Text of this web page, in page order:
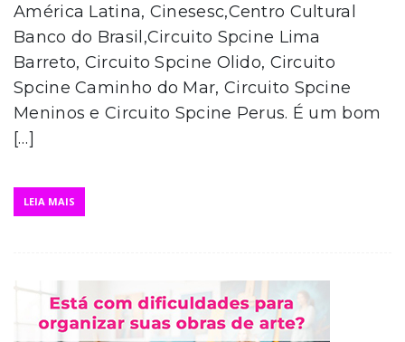
América Latina, Cinesesc,Centro Cultural
Banco do Brasil,Circuito Spcine Lima
Barreto, Circuito Spcine Olido, Circuito
Spcine Caminho do Mar, Circuito Spcine
Meninos e Circuito Spcine Perus. É um bom
[…]
LEIA MAIS